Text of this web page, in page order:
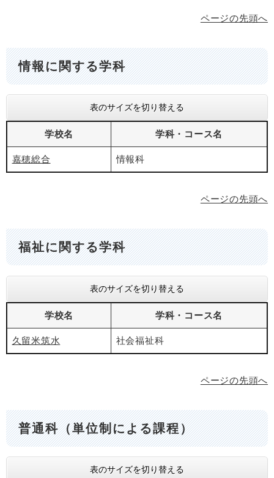
ページの先頭へ
情報に関する学科
表のサイズを切り替える
学校名 学科・コース名
嘉穂総合 情報科
ページの先頭へ
福祉に関する学科
表のサイズを切り替える
学校名 学科・コース名
久留米筑水 社会福祉科
ページの先頭へ
普通科（単位制による課程）
表のサイズを切り替える